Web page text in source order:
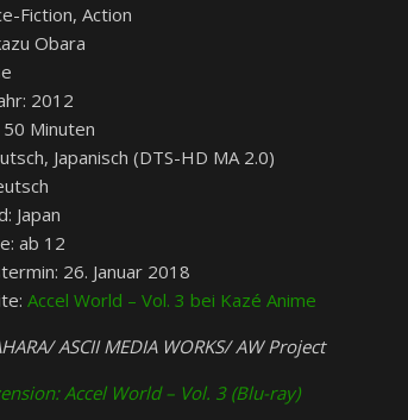
Fiction, Action
Obara
2012
Minuten
Japanisch (DTS-HD MA 2.0)
Japan
ab 12
26. Januar 2018
Accel World – Vol. 3 bei Kazé Anime
ASCII MEDIA WORKS/ AW Project
Accel World – Vol. 3 (Blu-ray)